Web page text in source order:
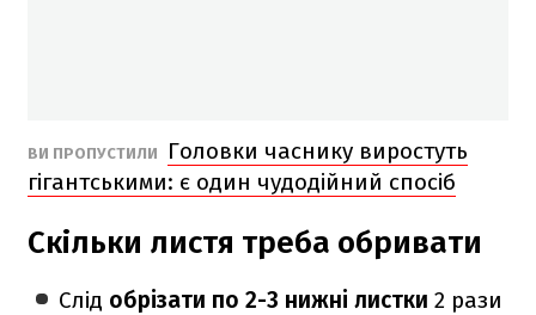
ВИ ПРОПУСТИЛИ
Головки часнику виростуть
гігантськими: є один чудодійний спосіб
Скільки листя треба обривати
Слід обрізати по 2-3 нижні листки2 рази